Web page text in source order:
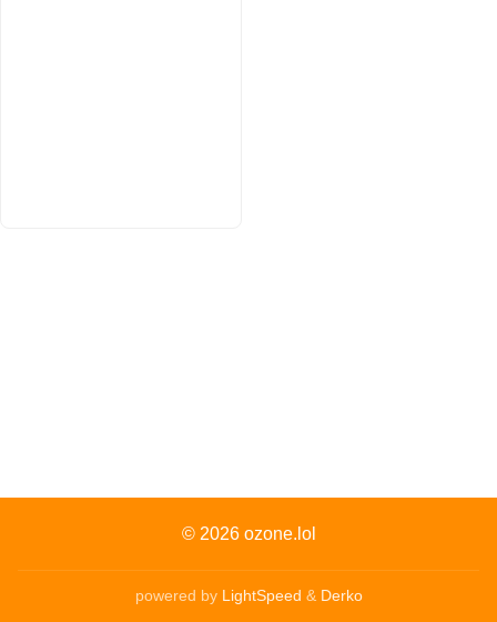
© 2026 ozone.lol
powered by LightSpeed & Derko